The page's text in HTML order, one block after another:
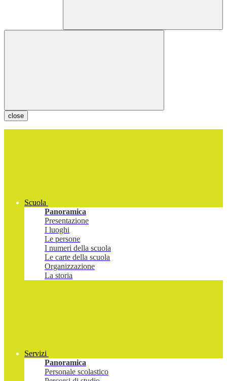
close
Scuola
Panoramica
Presentazione
I luoghi
Le persone
I numeri della scuola
Le carte della scuola
Organizzazione
La storia
Servizi
Panoramica
Personale scolastico